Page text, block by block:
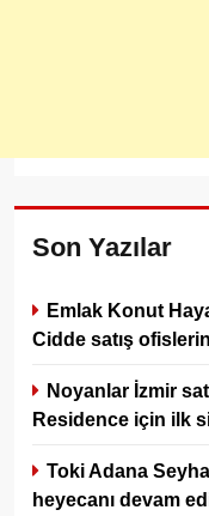
Son Yazılar
Emlak Konut
Cidde satış
Noyanlar İzmir
Residence için ilk
Toki Adana
heyecanı devam